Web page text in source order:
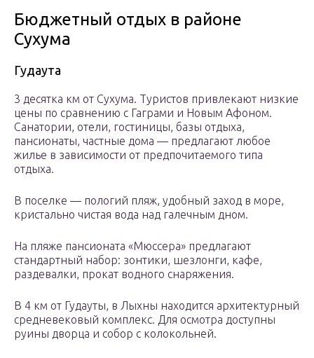
Бюджетный отдых в районе
Сухума
Гудаута
3 десятка км от Сухума. Туристов привлекают низкие
цены по сравнению с Гаграми и Новым Афоном.
Санатории, отели, гостиницы, базы отдыха,
пансионаты, частные дома — предлагают любое
жилье в зависимости от предпочитаемого типа
отдыха.
В поселке — пологий пляж, удобный заход в море,
кристально чистая вода над галечным дном.
На пляже пансионата «Мюссера» предлагают
стандартный набор: зонтики, шезлонги, кафе,
раздевалки, прокат водного снаряжения.
В 4 км от Гудауты, в Лыхны находится архитектурный
средневековый комплекс. Для осмотра доступны
руины дворца и собор с колокольней.